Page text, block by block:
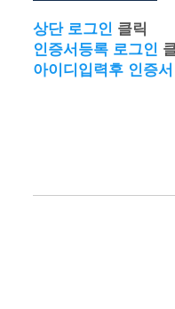
상단 로그인 클릭
인증서등록 로그인
아이디입력후 인증서